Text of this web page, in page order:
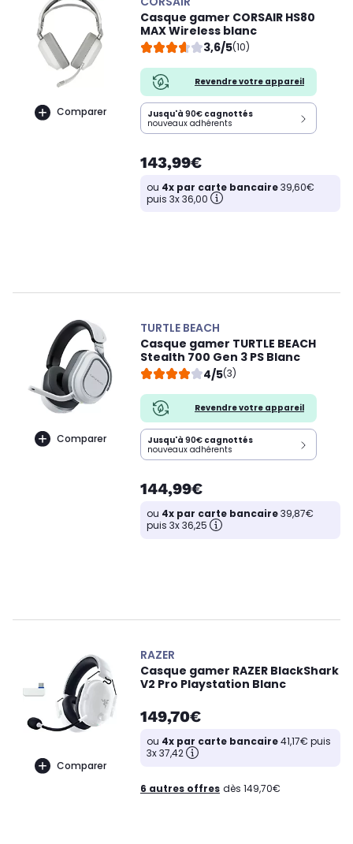
Comparer
Casque gamer CORSAIR HS80
MAX Wireless blanc
3,6/5(10)
Revendre votre appareil
Jusqu'à 90€ cagnottés
nouveaux adhérents
143,99€
ou 4x par carte bancaire39,60€
puis 3x 36,00
Comparer
TURTLE BEACH
Casque gamer TURTLE BEACH
Stealth 700 Gen 3 PS Blanc
4/5(3)
Revendre votre appareil
Jusqu'à 90€ cagnottés
nouveaux adhérents
144,99€
ou 4x par carte bancaire39,87€
puis 3x 36,25
Comparer
RAZER
Casque gamer RAZER BlackShark
V2 Pro Playstation Blanc
149,70€
ou 4x par carte bancaire41,17€ puis
3x 37,42
6 autres offres dès 149,70€